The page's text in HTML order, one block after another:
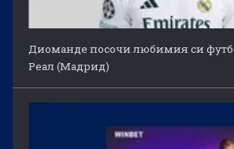
Диоманде посочи любимия си
Реал (Мадрид)